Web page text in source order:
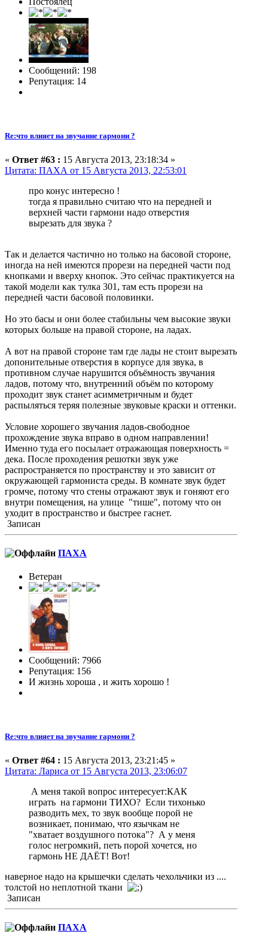
Сообщений: 198
Репутация: 14
Re:что влияет на звучание гармони ?
« Ответ #63 : 15 Августа 2013, 23:18:34 »
Цитата: ПАХА от 15 Августа 2013, 22:53:01
про конус интересно !
тогда я правильно считаю что на передней и
верхней части гармони надо отверстия
вырезать для звука ?
Так и делается частично но только на басовой стороне,
иногда на ней имеются прорези на передней части под
кнопками и вверху кнопок. Это сейчас практикуется на
такой модели как тулка 301, там есть прорези на
передней части басовой половинки.
Но это басы и они более стабильны чем высокие звуки
которых больше на правой стороне, на ладах.
А вот на правой стороне там где лады не стоит вырезать
допонительные отверстия в корпусе для звука, в
противном случае нарушится объёмность звучания
ладов, потому что, внутренний объём по которому
проходит звук станет асимметричным и будет
распыляться теряя полезные звуковые краски и оттенки.
Условие хорошего звучания ладов-свободное
прохождение звука вправо в одном направлении!
Именно туда его посылает отражающая поверхность =
дека. После проходения решотки звук уже
распространяется по пространству и это зависит от
окружающей гармониста среды. В комнате звук будет
громче, потому что стены отражают звук и гоняют его
внутри помещения, на улице "тише", потому что он
уходит в пространство и быстрее гаснет.
Записан
ПАХА
Ветеран
Сообщений: 7966
Репутация: 156
И жизнь хороша , и жить хорошо !
Re:что влияет на звучание гармони ?
« Ответ #64 : 15 Августа 2013, 23:21:45 »
Цитата: Лариса от 15 Августа 2013, 23:06:07
А меня такой вопрос интересует:КАК
играть на гармони ТИХО? Если тихонько
разводить мех, то звук вообще порой не
возникает, понимаю, что язычкам не
"хватает воздушного потока"? А у меня
голос негромкий, петь порой хочется, но
гармонь НЕ ДАЁТ! Вот!
наверное надо на крышечки сделать чехольчики из ....
толстой но неплотной ткани
Записан
ПАХА